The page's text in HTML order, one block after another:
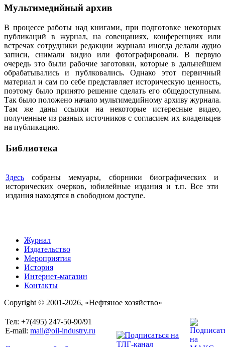
Мультимедийный архив
В процессе работы над книгами, при подготовке некоторых
публикаций в журнал, на совещаниях, конференциях или
встречах сотрудники редакции журнала иногда делали аудио
записи, снимали видио или фотографировали. В первую
очередь это были рабочие заготовки, которые в дальнейшем
обрабатывались и публковались. Однако этот первичный
материал и сам по себе представляет историческую ценность,
поэтому было принято решение сделать его общедоступным.
Так было положено начало мультимедийному архиву журнала.
Там же даны ссылки на некоторые истересные видео,
полученные из разных источников с согласием их владельцев
на публикацию.
Библиотека
Здесь собраны мемуары, сборники биографических и
исторических очерков, юбилейные издания и т.п. Все эти
издания находятся в свободном доступе.
Журнал
Издательство
Мероприятия
История
Интернет-магазин
Контакты
Copyright © 2001-2026, «Нефтяное хозяйство»
Тел: +7(495) 247-50-90/91
E-mail: mail@oil-industry.ru